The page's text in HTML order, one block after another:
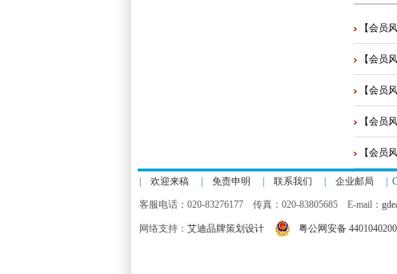
【会员
【会员
【会员
【会员
【会员
欢迎来稿 免责申明 联系我们 企业邮局 |
客服电话：020-83276177 传真：020-83805685 E-mail：
网络支持： 艾迪品牌策划设计 粤公网安备